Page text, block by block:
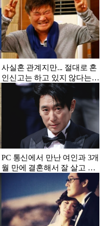
사실혼 관계지만... 절대로 혼
인신고는 하고 있지 않다는
배우
PC 통신에서 만난 여인과 3개
월 만에 결혼해서 잘 살고 있